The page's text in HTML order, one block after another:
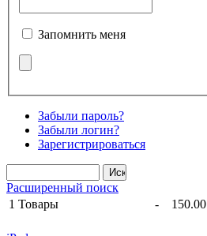
Запомнить меня
Забыли пароль?
Забыли логин?
Зарегистрироваться
Расширенный поиск
1 Товары -